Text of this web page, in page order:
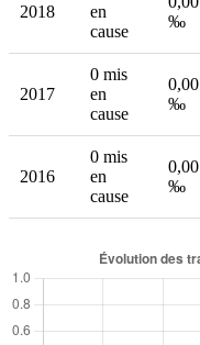
2018
en
cause
‰
2017
0 mis
en
cause
0,00
‰
2016
0 mis
en
cause
0,00
‰